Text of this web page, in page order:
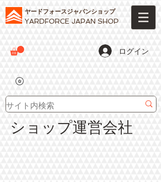
ヤードフォースジャパンショップ
YARDFORCE JAPAN SHOP
ログイン
ショップ運営会社